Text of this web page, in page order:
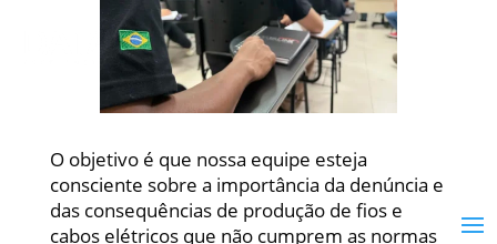
O objetivo é que nossa equipe esteja
consciente sobre a importância da denúncia e
das consequências de produção de fios e
cabos elétricos que não cumprem as normas